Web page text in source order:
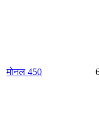
मोनल 450